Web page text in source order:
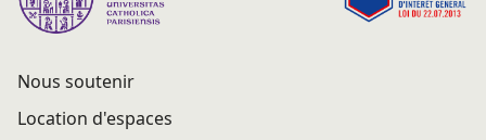
Nous soutenir
Location d'espaces